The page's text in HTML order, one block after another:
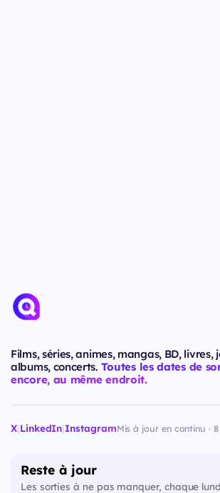
Films, séries, animes, mangas, BD, livres,
albums, concerts. Toutes les dates de
encore, au même endroit.
X|LinkedIn|InstagramMis à jour en continu ·
Reste à jour
Les sorties à ne pas manquer, chaque